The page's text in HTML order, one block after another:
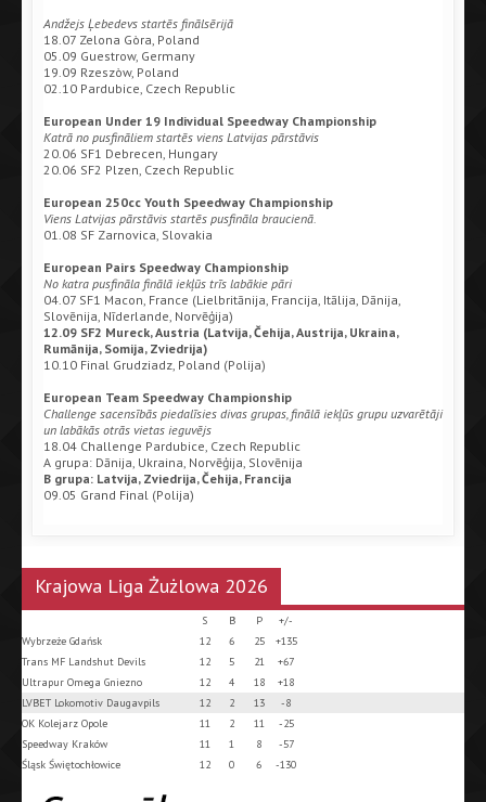
Andžejs Ļebedevs startēs finālsērijā
18.07 Zelona Gòra, Poland
05.09 Guestrow, Germany
19.09 Rzeszòw, Poland
02.10 Pardubice, Czech Republic
European Under 19 Individual Speedway Championship
Katrā no pusfināliem startēs viens Latvijas pārstāvis
20.06 SF1 Debrecen, Hungary
20.06 SF2 Plzen, Czech Republic
European 250cc Youth Speedway Championship
Viens Latvijas pārstāvis startēs pusfināla braucienā.
01.08 SF Zarnovica, Slovakia
European Pairs Speedway Championship
No katra pusfināla finālā iekļūs trīs labākie pāri
04.07 SF1 Macon, France (Lielbritānija, Francija, Itālija, Dānija,
Slovēnija, Nīderlande, Norvēģija)
12.09 SF2 Mureck, Austria (Latvija, Čehija, Austrija, Ukraina,
Rumānija, Somija, Zviedrija)
10.10 Final Grudziadz, Poland (Polija)
European Team Speedway Championship
Challenge sacensībās piedalīsies divas grupas, finālā iekļūs grupu uzvarētāji
un labākās otrās vietas ieguvējs
18.04 Challenge Pardubice, Czech Republic
A grupa: Dānija, Ukraina, Norvēģija, Slovēnija
B grupa: Latvija, Zviedrija, Čehija, Francija
09.05 Grand Final (Polija)
Krajowa Liga Żużlowa 2026
S B P
+/-
Wybrzeże Gdańsk
12 6 25
+135
Trans MF Landshut Devils
12 5 21
+67
Ultrapur Omega Gniezno
12 4 18
+18
LVBET Lokomotiv Daugavpils
12 2 13
-8
OK Kolejarz Opole
11 2 11
-25
Speedway Kraków
11 1 8
-57
Śląsk Świętochłowice
12 0 6 -130